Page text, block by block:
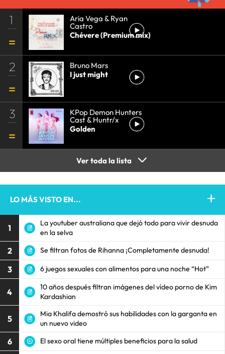
1 Aria Vega & Ryan
Castro
Chévere (Premium mix)
2
Bruno Mars
I just might
3 KPop Demon Hunters
Cast & Huntr/x
Golden
Ver toda la lista
LO MÁS VISTO EN...
1
La youtuber australiana que dejó todo para vivir desnuda
en la selva
2 Se filtran fotos de Rihanna ¡Completamente desnuda!
3 6 juegos sexuales con alimentos para una noche “Hot”
4
10 años después filtran imágenes del vídeo porno de Kim
Kardashian
5
Mia Khalifa demostró sus habilidades con la garganta en
un nuevo video
6 El sexo oral tiene múltiples beneficios para la salud